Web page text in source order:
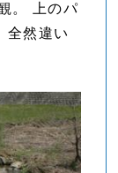
。 上のパ
全然違い